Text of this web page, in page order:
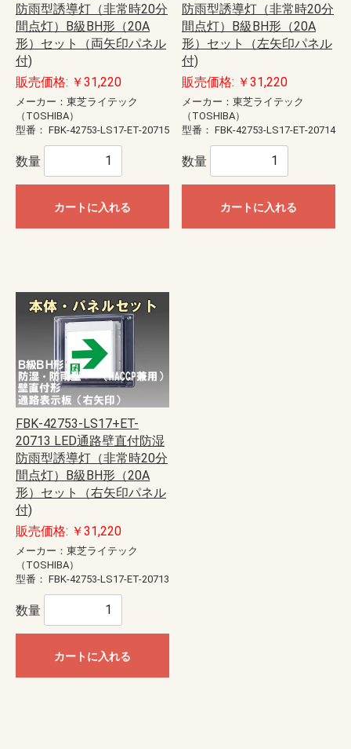
防雨型誘導灯（非常時20分
間点灯）B級BH形（20A
形）セット（両矢印パネル
付)
販売価格: ￥31,220
メーカー：東芝ライテック
（TOSHIBA）
型番： FBK-42753-LS17-ET-20715
数量
カートに入れる
防雨型誘導灯（非常時20分
間点灯）B級BH形（20A
形）セット（左矢印パネル
付)
販売価格: ￥31,220
メーカー：東芝ライテック
（TOSHIBA）
型番： FBK-42753-LS17-ET-20714
数量
カートに入れる
FBK-42753-LS17+ET-
20713 LED通路壁直付防湿
防雨型誘導灯（非常時20分
間点灯）B級BH形（20A
形）セット（右矢印パネル
付)
販売価格: ￥31,220
メーカー：東芝ライテック
（TOSHIBA）
型番： FBK-42753-LS17-ET-20713
数量
カートに入れる